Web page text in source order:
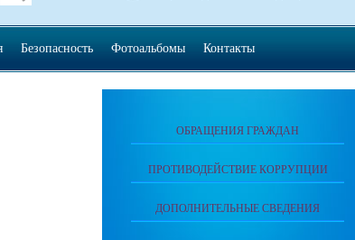
ОБРАЩЕНИЯ ГРАЖДАН
ПРОТИВОДЕЙСТВИЕ КОРРУПЦИИ
ДОПОЛНИТЕЛЬНЫЕ СВЕДЕНИЯ
Безопасность Фотоальбомы Контакты